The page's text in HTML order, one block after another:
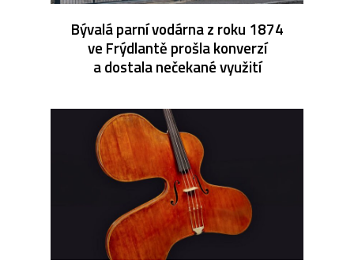
Bývalá parní vodárna z roku 1874
ve Frýdlantě prošla konverzí
a dostala nečekané využití